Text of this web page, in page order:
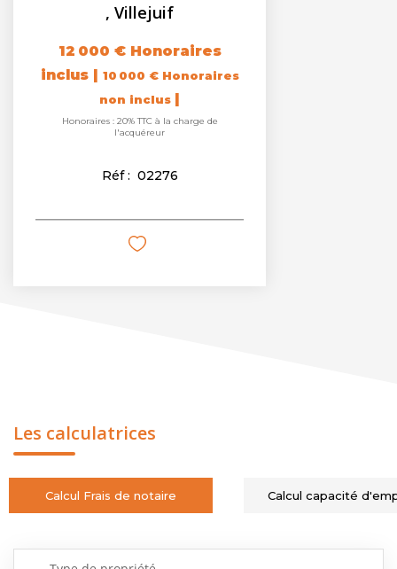
, Villejuif
12 000 € Honoraires
inclus | 10 000 € Honoraires
non inclus |
Honoraires : 20% TTC à la charge de
l'acquéreur
Réf : 02276
Les calculatrices
Calcul Frais de notaire Calcul capacité